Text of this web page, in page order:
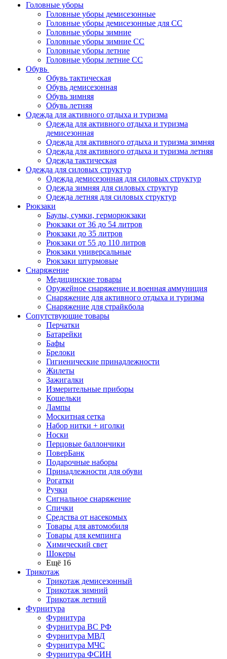
Головные уборы
Головные уборы демисезонные
Головные уборы демисезонные для СС
Головные уборы зимние
Головные уборы зимние СС
Головные уборы летние
Головные уборы летние СС
Обувь
Обувь тактическая
Обувь демисезонная
Обувь зимняя
Обувь летняя
Одежда для активного отдыха и туризма
Одежда для активного отдыха и туризма
демисезонная
Одежда для активного отдыха и туризма зимняя
Одежда для активного отдыха и туризма летняя
Одежда тактическая
Одежда для силовых структур
Одежда демисезонная для силовых структур
Одежда зимняя для силовых структур
Одежда летняя для силовых структур
Рюкзаки
Баулы, сумки, герморюкзаки
Рюкзаки от 36 до 54 литров
Рюкзаки до 35 литров
Рюкзаки от 55 до 110 литров
Рюкзаки универсальные
Рюкзаки штурмовые
Снаряжение
Медицинские товары
Оружейное снаряжение и военная аммуниция
Снаряжение для активного отдыха и туризма
Снаряжение для страйкбола
Сопутствующие товары
Перчатки
Батарейки
Бафы
Брелоки
Гигиенические принадлежности
Жилеты
Зажигалки
Измерительные приборы
Кошельки
Лампы
Москитная сетка
Набор нитки + иголки
Носки
Перцовые баллончики
ПоверБанк
Подарочные наборы
Принадлежности для обуви
Рогатки
Ручки
Сигнальное снаряжение
Спички
Средства от насекомых
Товары для автомобиля
Товары для кемпинга
Химический свет
Шокеры
Ещё 16
Трикотаж
Трикотаж демисезонный
Трикотаж зимний
Трикотаж летний
Фурнитура
Фурнитура
Фурнитура ВС РФ
Фурнитура МВД
Фурнитура МЧС
Фурнитура ФСИН